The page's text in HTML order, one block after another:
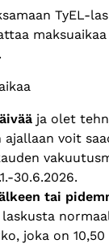
TyEL-
ja olet
voit
30.6.2026.
tai
joka on 10,50